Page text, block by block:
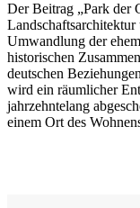
Der Beitrag „Park der
Umwandlung der
historischen
deutschen
wird ein räumlicher
jahrzehntelang
einem Ort des